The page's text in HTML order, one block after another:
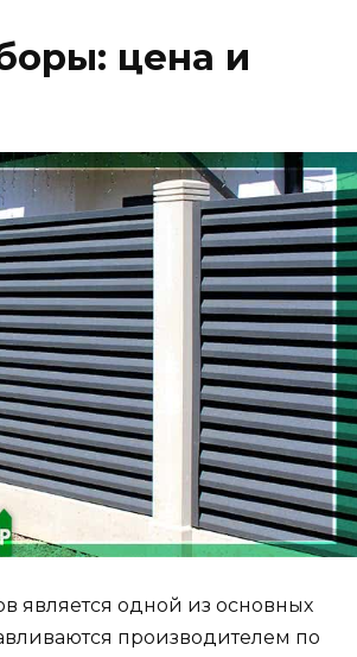
цена и
является одной из основных
производителем по